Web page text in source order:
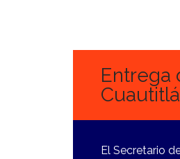
Entrega
El Secretario